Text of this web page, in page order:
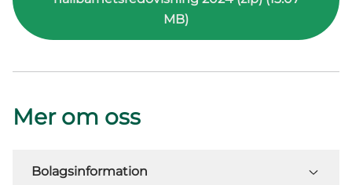
MB)
Mer om oss
Bolagsinformation